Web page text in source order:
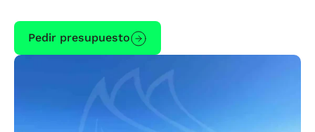
Pedir presupuesto